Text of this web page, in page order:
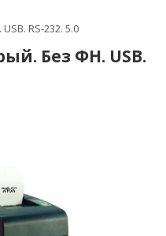
RS-232. 5.0
Без ФН. USB.